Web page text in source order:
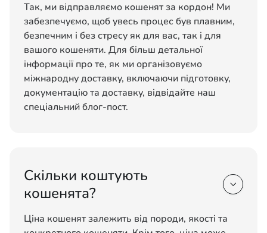
Так, ми відправляємо кошенят за кордон! Ми
забезпечуємо, щоб увесь процес був плавним,
безпечним і без стресу як для вас, так і для
вашого кошеняти. Для більш детальної
інформації про те, як ми організовуємо
міжнародну доставку, включаючи підготовку,
документацію та доставку, відвідайте наш
спеціальний блог-пост.
Скільки коштують
кошенята?

Ціна кошенят залежить від породи, якості та